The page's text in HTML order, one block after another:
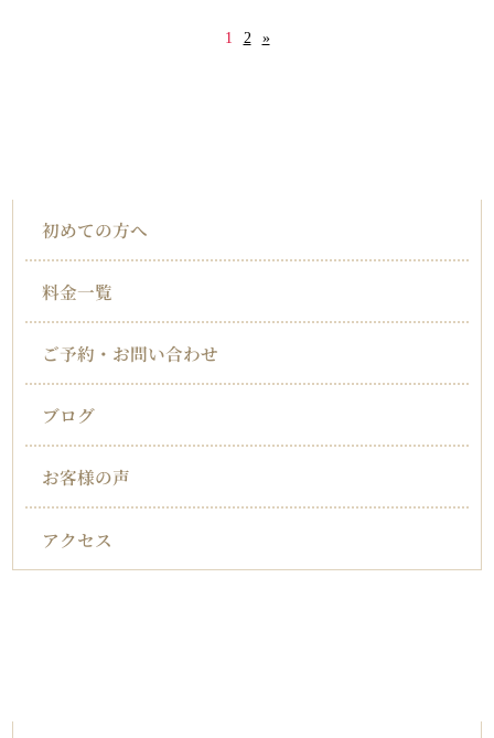
1 2 »
初めての方へ
料金一覧
ご予約・お問い合わせ
ブログ
お客様の声
アクセス